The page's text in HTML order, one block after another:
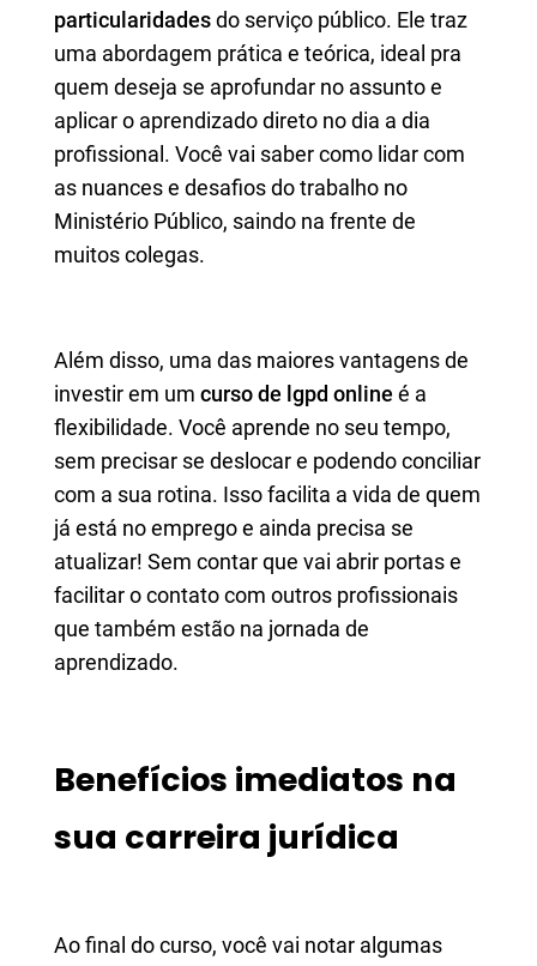
particularidadesdo serviço público. Ele traz
uma abordagem prática e teórica, ideal pra
quem deseja se aprofundar no assunto e
aplicar o aprendizado direto no dia a dia
profissional. Você vai saber como lidar com
as nuances e desafios do trabalho no
Ministério Público, saindo na frente de
muitos colegas.
Além disso, uma das maiores vantagens de
investir em um curso de lgpd online é a
flexibilidade. Você aprende no seu tempo,
sem precisar se deslocar e podendo conciliar
com a sua rotina. Isso facilita a vida de quem
já está no emprego e ainda precisa se
atualizar! Sem contar que vai abrir portas e
facilitar o contato com outros profissionais
que também estão na jornada de
aprendizado.
Benefícios imediatos na
sua carreira jurídica
Ao final do curso, você vai notar algumas